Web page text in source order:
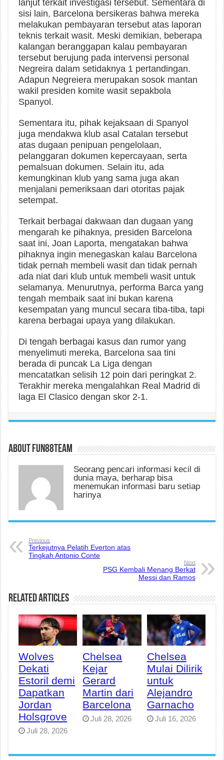
lanjut terkait investigasi tersebut. Sementara di
sisi lain, Barcelona bersikeras bahwa mereka
melakukan pembayaran tersebut atas laporan
teknis terkait wasit. Meski demikian, beberapa
kalangan beranggapan kalau pembayaran
tersebut berujung pada intervensi personal
Negreira dalam setidaknya 1 pertandingan.
Adapun Negreiera merupakan sosok mantan
wakil presiden komite wasit sepakbola
Spanyol.
Sementara itu, pihak kejaksaan di Spanyol
juga mendakwa klub asal Catalan tersebut
atas dugaan penipuan pengelolaan,
pelanggaran dokumen kepercayaan, serta
pemalsuan dokumen. Selain itu, ada
kemungkinan klub yang sama juga akan
menjalani pemeriksaan dari otoritas pajak
setempat.
Terkait berbagai dakwaan dan dugaan yang
mengarah ke pihaknya, presiden Barcelona
saat ini, Joan Laporta, mengatakan bahwa
pihaknya ingin menegaskan kalau Barcelona
tidak pernah membeli wasit dan tidak pernah
ada niat dari klub untuk membeli wasit untuk
selamanya. Menurutnya, performa Barca yang
tengah membaik saat ini bukan karena
kesempatan yang muncul secara tiba-tiba, tapi
karena berbagai upaya yang dilakukan.
Di tengah berbagai kasus dan rumor yang
menyelimuti mereka, Barcelona saa tini
berada di puncak La Liga dengan
mencatatkan selisih 12 poin dari peringkat 2.
Terakhir mereka mengalahkan Real Madrid di
laga El Clasico dengan skor 2-1.
About fun88team
Seorang pencari informasi kecil di
dunia maya, berharap bisa
menemukan informasi baru setiap
harinya
Previous
Terkejutnya Pelatih Everton atas
Tingkah Antonio Conte
Next
PSG Kembali Menang Berkat
Messi dan Ramos
Related Articles
Wolves
Dekati
Estoril demi
Dapatkan
Jordan
Holsgrove
Juli 28, 2026
Chelsea
Kejar
Gerard
Martin dari
Barcelona
Juli 28, 2026
Chelsea
Mulai Dilirik
untuk
Alejandro
Garnacho
Juli 16, 2026